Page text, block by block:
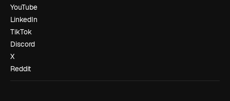
YouTube
LinkedIn
TikTok
Discord
X
Reddit